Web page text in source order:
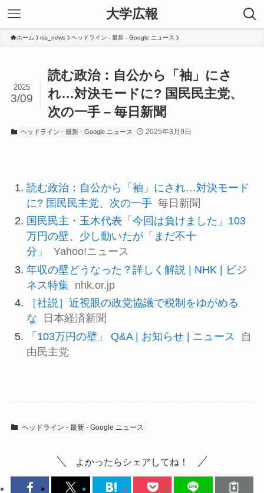
大学広報
ホーム rss_news ヘッドライン - 最新 - Google ニュース
読む政治：自公から「袖」にさ
れ…対決モードに? 国民民主党、
次の一手 – 毎日新聞
2025
3/09
ヘッドライン - 最新 - Google ニュース 2025年3月9日
読む政治：自公から「袖」にされ…対決モード
に? 国民民主党、次の一手 毎日新聞
国民民主・玉木代表「今回は負けました」103
万円の壁、少し動いたが「まだ不十
分」
Yahoo!ニュース
年収の壁どうなった？詳しく解説 | NHK | ビジ
ネス特集 nhk.or.jp
［社説］近視眼の政党協議で税制をゆがめる
な
日本経済新聞
「103万円の壁」 Q&A | お知らせ | ニュース
自
由民主党
ヘッドライン - 最新 - Google ニュース
よかったらシェアしてね！